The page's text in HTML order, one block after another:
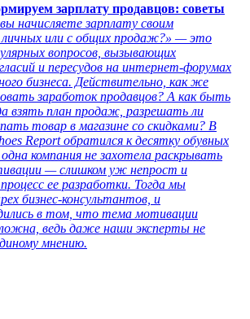
зарплату продавцов: советы
начисляете зарплату своим
личных или с общих продаж?» — это
вопросов, вызывающих
и пересудов на интернет-форумах
бизнеса. Действительно, как же
заработок продавцов? А как быть
взять план продаж, разрешать ли
товар в магазине со скидками? В
Report обратился к десятку обувных
компания не захотела раскрывать
— слишком уж непрост и
ее разработки. Тогда мы
бизнес-консультантов, и
в том, что тема мотивации
ведь даже наши эксперты не
мнению.